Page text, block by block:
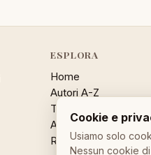
ESPLORA
Home
Autori A-Z
Temi
Aforisma a caso
Ricerca
Cookie e
Usiamo solo
Nessun cookie